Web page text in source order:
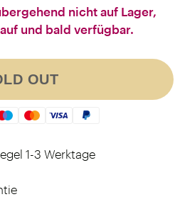
nicht auf Lager,
und bald verfügbar.
OUT
1-3 Werktage